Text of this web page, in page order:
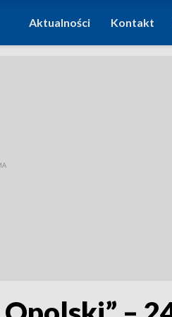
Aktualności Kontakt